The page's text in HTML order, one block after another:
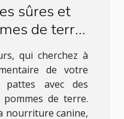
sûres et
de terre
de votre
qui cherchez à
de votre
avec des
de terre.
nourriture canine,